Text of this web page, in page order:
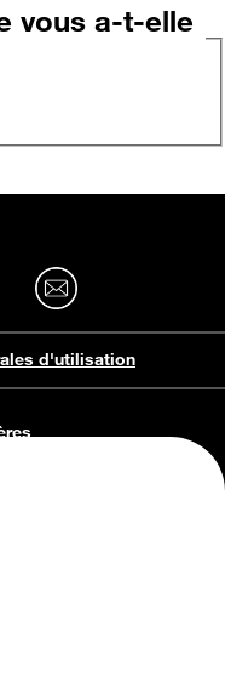
vous a-t-elle
d'utilisation